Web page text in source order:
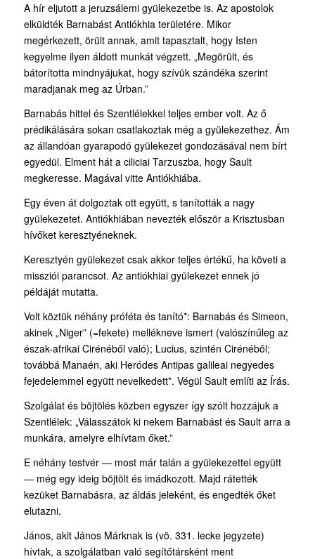
A hír eljutott a jeruzsálemi gyülekezetbe is. Az apostolok
elküldték Barnabást Antiókhia területére. Mikor
megérkezett, örült annak, amit tapasztalt, hogy Isten
kegyelme ilyen áldott munkát végzett. „Megörült, és
bátorította mindnyájukat, hogy szívük szándéka szerint
maradjanak meg az Úrban.”
Barnabás hittel és Szentlélekkel teljes ember volt. Az ő
prédikálására sokan csatlakoztak még a gyülekezethez. Ám
az állandóan gyarapodó gyülekezet gondozásával nem bírt
egyedül. Elment hát a ciliciai Tarzuszba, hogy Sault
megkeresse. Magával vitte Antiókhiába.
Egy éven át dolgoztak ott együtt, s tanították a nagy
gyülekezetet. Antiókhiában nevezték először a Krisztusban
hívőket keresztyéneknek.
Keresztyén gyülekezet csak akkor teljes értékű, ha követi a
missziói parancsot. Az antiókhiai gyülekezet ennek jó
példáját mutatta.
Volt köztük néhány próféta és tanító*: Barnabás és Simeon,
akinek „Niger” (=fekete) mellékneve ismert (valószínűleg az
észak-afrikai Cirénéből való); Lucius, szintén Cirénéből;
továbbá Manaén, aki Heródes Antipas galileai negyedes
fejedelemmel együtt nevelkedett*. Végül Sault említi az Írás.
Szolgálat és böjtölés közben egyszer így szólt hozzájuk a
Szentlélek: „Válasszátok ki nekem Barnabást és Sault arra a
munkára, amelyre elhívtam őket.”
E néhány testvér — most már talán a gyülekezettel együtt
— még egy ideig böjtölt és imádkozott. Majd rátették
kezüket Barnabásra, az áldás jeleként, és engedték őket
elutazni.
János, akit János Márknak is (vö. 331. lecke jegyzete)
hívtak, a szolgálatban való segítőtársként ment